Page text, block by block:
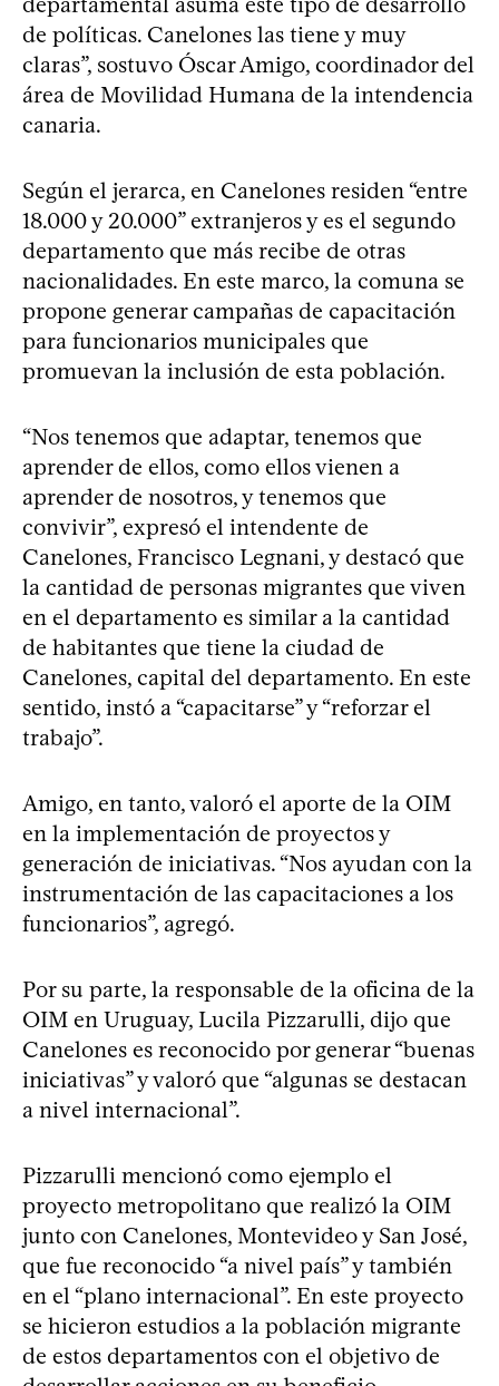
de políticas. Canelones las tiene y muy
claras”, sostuvo Óscar Amigo, coordinador del
área de Movilidad Humana de la intendencia
canaria.
Según el jerarca, en Canelones residen “entre
18.000 y 20.000” extranjeros y es el segundo
departamento que más recibe de otras
nacionalidades. En este marco, la comuna se
propone generar campañas de capacitación
para funcionarios municipales que
promuevan la inclusión de esta población.
“Nos tenemos que adaptar, tenemos que
aprender de ellos, como ellos vienen a
aprender de nosotros, y tenemos que
convivir”, expresó el intendente de
Canelones, Francisco Legnani, y destacó que
la cantidad de personas migrantes que viven
en el departamento es similar a la cantidad
de habitantes que tiene la ciudad de
Canelones, capital del departamento. En este
sentido, instó a “capacitarse” y “reforzar el
trabajo”.
Amigo, en tanto, valoró el aporte de la OIM
en la implementación de proyectos y
generación de iniciativas. “Nos ayudan con la
instrumentación de las capacitaciones a los
funcionarios”, agregó.
Por su parte, la responsable de la oficina de la
OIM en Uruguay, Lucila Pizzarulli, dijo que
Canelones es reconocido por generar “buenas
iniciativas” y valoró que “algunas se destacan
a nivel internacional”.
Pizzarulli mencionó como ejemplo el
proyecto metropolitano que realizó la OIM
junto con Canelones, Montevideo y San José,
que fue reconocido “a nivel país” y también
en el “plano internacional”. En este proyecto
se hicieron estudios a la población migrante
de estos departamentos con el objetivo de